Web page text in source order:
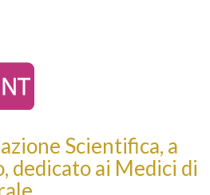
Scientifica, a
dedicato ai Medici di